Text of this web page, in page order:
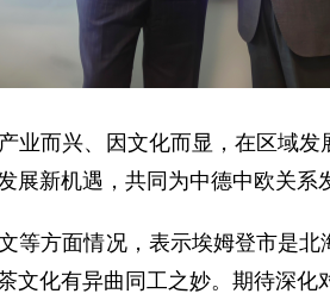
业而兴、因文化而显，在区域
展新机遇，共同为中德中欧关系
等方面情况，表示埃姆登市是
化有异曲同工之妙。期待深化